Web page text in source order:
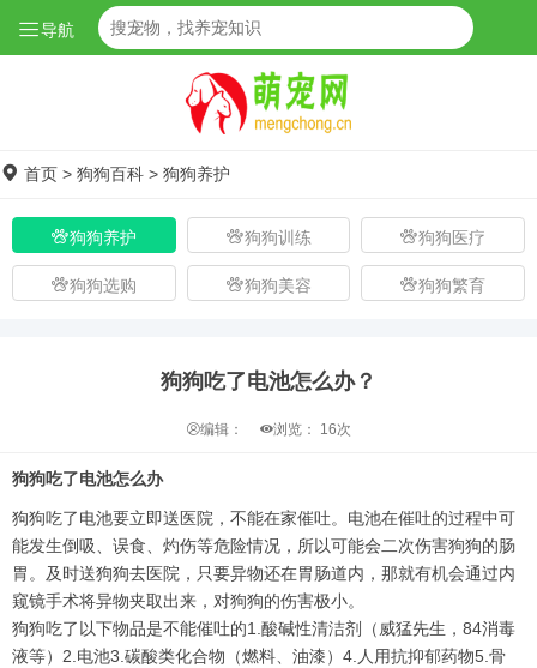
导航
首页 > 狗狗百科 > 狗狗养护
狗狗养护 狗狗训练 狗狗医疗
狗狗选购 狗狗美容 狗狗繁育
狗狗吃了电池怎么办？
编辑： 浏览： 16次
狗狗吃了电池怎么办
狗狗吃了电池要立即送医院，不能在家催吐。电池在催吐的过程中可
能发生倒吸、误食、灼伤等危险情况，所以可能会二次伤害狗狗的肠
胃。及时送狗狗去医院，只要异物还在胃肠道内，那就有机会通过内
窥镜手术将异物夹取出来，对狗狗的伤害极小。
狗狗吃了以下物品是不能催吐的1.酸碱性清洁剂（威猛先生，84消毒
液等）2.电池3.碳酸类化合物（燃料、油漆）4.人用抗抑郁药物5.骨